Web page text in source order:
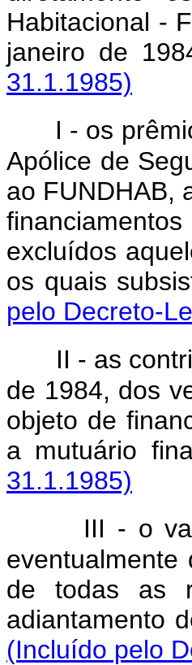
Habitacional -
janeiro de
31.1.1985)
I - os
Apólice de
ao FUNDHAB,
excluídos
os quais
pelo Decreto-
II - as
de 1984, dos
objeto de
a mutuário
31.1.1985)
III - o
de todas as
adiantamento
(Incluído pelo